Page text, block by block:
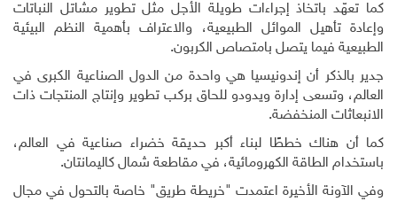
كما تعهّد باتخاذ إجراءات طويلة الأجل مثل تطوير مشاتل النباتات
وإعادة تأهيل الموائل الطبيعية، والاعتراف بأهمية النظم البيئية
الطبيعية فيما يتصل بامتصاص الكربون.
جدير بالذكر أن إندونيسيا هي واحدة من الدول الصناعية الكبرى في
العالم، وتسعى إدارة ويدودو للحاق بركب تطوير وإنتاج المنتجات ذات
الانبعاثات المنخفضة.
كما أن هناك خططًا لبناء أكبر حديقة خضراء صناعية في العالم،
باستخدام الطاقة الكهرومائية، في مقاطعة شمال كاليمانتان.
وفي الآونة الأخيرة اعتمدت "خريطة طريق" خاصة بالتحول في مجال